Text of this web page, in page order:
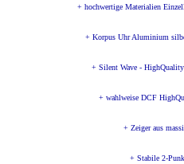
+ hochwertige Materialien
+ Korpus Uhr Aluminium
+ Silent Wave -
+ wahlweise DCF
+ Zeiger aus
+ Stabile 2-